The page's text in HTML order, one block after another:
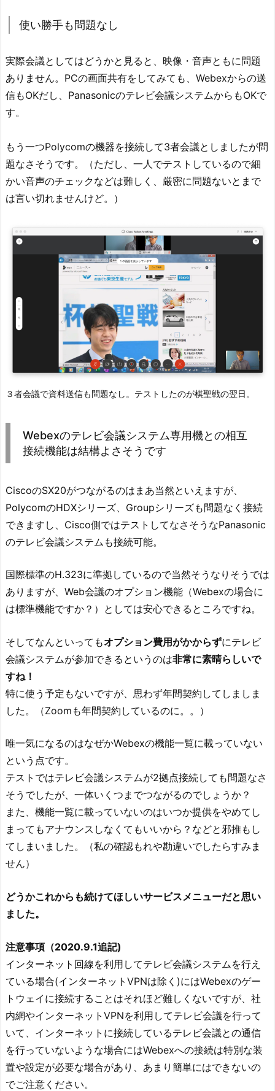
使い勝手も問題なし
実際会議としてはどうかと見ると、映像・音声ともに問題
ありません。PCの画面共有をしてみても、Webexからの送
信もOKだし、Panasonicのテレビ会議システムからもOKで
す。
もう一つPolycomの機器を接続して3者会議としましたが問
題なさそうです。（ただし、一人でテストしているので細
かい音声のチェックなどは難しく、厳密に問題ないとまで
は言い切れませんけど。）
３者会議で資料送信も問題なし。テストしたのが棋聖戦の翌日。
Webexのテレビ会議システム専用機との相互
接続機能は結構よさそうです
CiscoのSX20がつながるのはまあ当然といえますが、
PolycomのHDXシリーズ、Groupシリーズも問題なく接続
できますし、Cisco側ではテストしてなさそうなPanasonic
のテレビ会議システムも接続可能。
国際標準のH.323に準拠しているので当然そうなりそうでは
ありますが、Web会議のオプション機能（Webexの場合に
は標準機能ですか？）としては安心できるところですね。
そしてなんといってもオプション費用がかからずにテレビ
会議システムが参加できるというのは非常に素晴らしいで
すね！
特に使う予定もないですが、思わず年間契約してしましま
した。（Zoomも年間契約しているのに。。）
唯一気になるのはなぜかWebexの機能一覧に載っていない
という点です。
テストではテレビ会議システムが2拠点接続しても問題なさ
そうでしたが、一体いくつまでつながるのでしょうか？
また、機能一覧に載っていないのはいつか提供をやめてし
まってもアナウンスしなくてもいいから？などと邪推もし
てしまいました。（私の確認もれや勘違いでしたらすみま
せん）
どうかこれからも続けてほしいサービスメニューだと思い
ました。
注意事項（2020.9.1追記)
インターネット回線を利用してテレビ会議システムを行え
ている場合(インターネットVPNは除く)にはWebexのゲー
トウェイに接続することはそれほど難しくないですが、社
内網やインターネットVPNを利用してテレビ会議を行って
いて、インターネットに接続しているテレビ会議との通信
を行っていないような場合にはWebexへの接続は特別な装
置や設定が必要な場合があり、あまり簡単にはできないの
でご注意ください。